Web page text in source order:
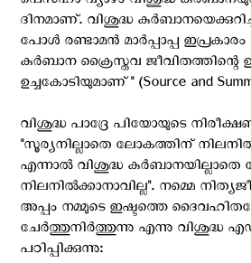
ദിനമാണ്. വിശുദ്ധ
പോൾ രണ്ടാമൻ മാർപ്പാപ്പ ഇപ്രകാരം
കുർബാന ക്രൈസ്തവ ജീവിതത്തിന്റെ
ഉച്ചകോടിയുമാണ്" (Source and
വിശുദ്ധ പാദ്രേ പിയോയുടെ
"സൂര്യനില്ലാതെ ലോകത്തിന്
എന്നാൽ വിശുദ്ധ
നിലനിൽക്കാനാവില്ല". നമ്മെ
അപ്പം നമ്മുടെ ഇഷ്ടത്തെ
ചേർത്തുനിർത്തുന്നു എന്നു വിശുദ്ധ
പഠിപ്പിക്കുന്നു: